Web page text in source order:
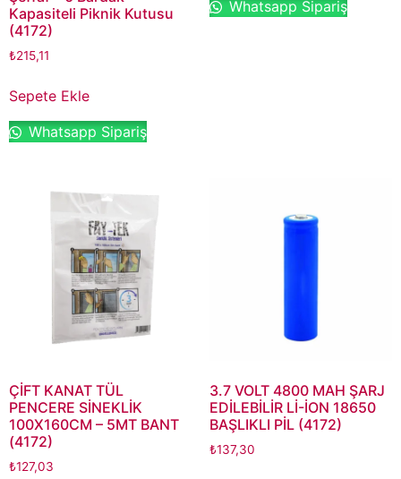
Kapasiteli Piknik Kutusu
(4172)
₺215,11
Sepete Ekle
Whatsapp Sipariş
Whatsapp Sipariş
ÇİFT KANAT TÜL
PENCERE SİNEKLİK
100X160CM – 5MT BANT
(4172)
₺127,03
3.7 VOLT 4800 MAH ŞARJ
EDİLEBİLİR Lİ-İON 18650
BAŞLIKLI PİL (4172)
₺137,30